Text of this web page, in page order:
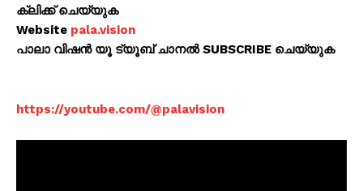
ക്ലിക്ക് ചെയ്യുക
Website pala.vision
പാലാ വിഷൻ യൂ ട്യൂബ് ചാനൽ SUBSCRIBE ചെയ്യുക
https://youtube.com/@palavision